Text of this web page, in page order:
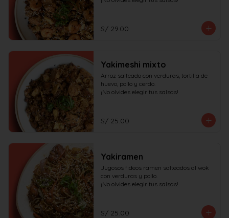
S/ 29.00
Yakimeshi mixto
Arroz salteado con verduras, tortilla de
huevo, pollo y cerdo.
¡No olvides elegir tus salsas!
S/ 25.00
Yakiramen
Jugosos fideos ramen salteados al wok
con verduras y pollo.
¡No olvides elegir tus salsas!
S/ 25.00